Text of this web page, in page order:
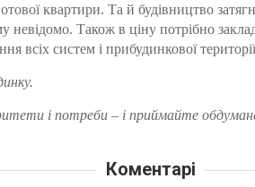
квартири. Та й будівництво
невідомо. Також в ціну потрібно
всіх систем і прибудинкової
і потреби – і приймайте
Коментарі